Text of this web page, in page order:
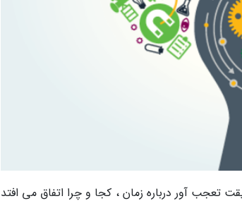
تعجب آور درباره زمان ، کجا و چرا اتفاق می افتد